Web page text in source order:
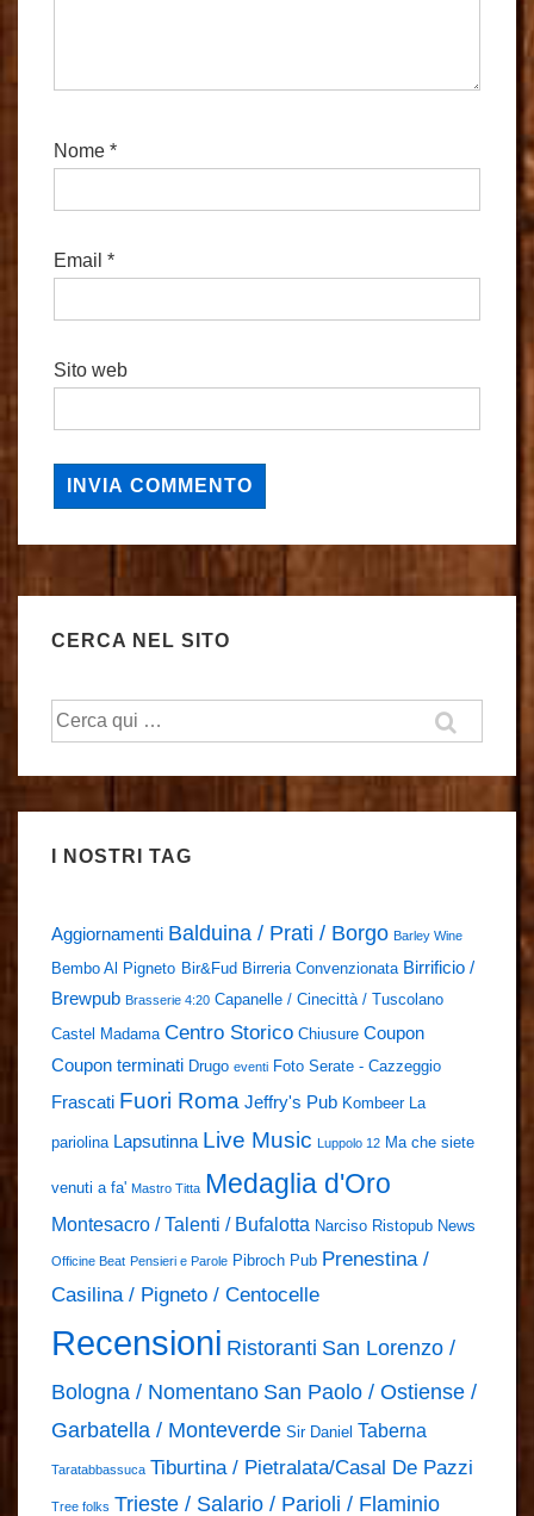
Nome *
Email *
Sito web
CERCA NEL SITO
Cerca:
I NOSTRI TAG
Aggiornamenti Balduina / Prati / Borgo Barley Wine
Bembo Al Pigneto Bir&Fud Birreria Convenzionata Birrificio /
Brewpub Brasserie 4:20 Capanelle / Cinecittà / Tuscolano
Castel Madama Centro Storico Chiusure Coupon
Coupon terminati Drugo eventi Foto Serate - Cazzeggio
Frascati Fuori Roma Jeffry's Pub Kombeer La
pariolina Lapsutinna Live Music Luppolo 12 Ma che siete
venuti a fa' Mastro Titta Medaglia d'Oro
Montesacro / Talenti / Bufalotta Narciso Ristopub News
Officine Beat Pensieri e Parole Pibroch Pub Prenestina /
Casilina / Pigneto / Centocelle
Recensioni Ristoranti San Lorenzo /
Bologna / Nomentano San Paolo / Ostiense /
Garbatella / Monteverde Sir Daniel Taberna
Taratabbassuca Tiburtina / Pietralata/Casal De Pazzi
Tree folks Trieste / Salario / Parioli / Flaminio